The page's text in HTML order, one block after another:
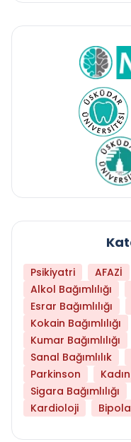
Psikiyatri AFAZİ
Alkol Bağımlılığı
Esrar Bağımlılığı
Kokain Bağımlılığı
Kumar Bağımlılığı
Sanal Bağımlılık
Parkinson
Sigara Bağımlılığı
Kardioloji